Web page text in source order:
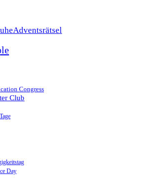
Congress
Club
Day